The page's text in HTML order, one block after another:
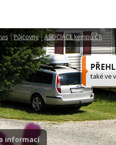
Půjčovny ASOCIACE kempů ČR
informací